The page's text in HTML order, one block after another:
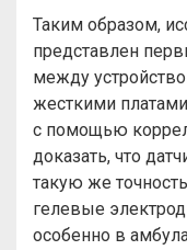
Таким образом,
представлен
между
жесткими
с помощью
доказать, что
такую ​​же
гелевые
особенно в